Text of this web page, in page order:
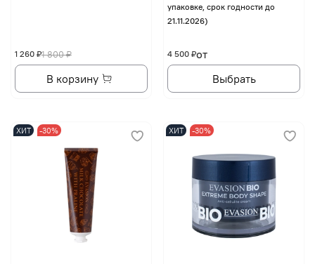
1 800 ₽
1 260 ₽
В корзину
упаковке, срок годности до
21.11.2026)
от
4 500 ₽
Выбрать
ХИТ -30% ХИТ -30%